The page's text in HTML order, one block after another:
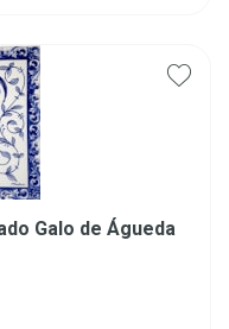
Galo de Águeda